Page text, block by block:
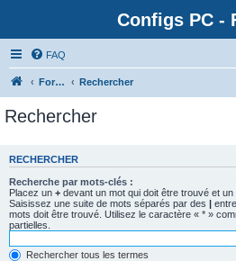
Configs PC -
FAQ
Forum Rechercher
Rechercher
RECHERCHER
Recherche par mots-clés :
Placez un + devant un mot qui doit être trouvé et un
Saisissez une suite de mots séparés par des |
mots doit être trouvé. Utilisez le caractère « * »
partielles.
Rechercher tous les termes